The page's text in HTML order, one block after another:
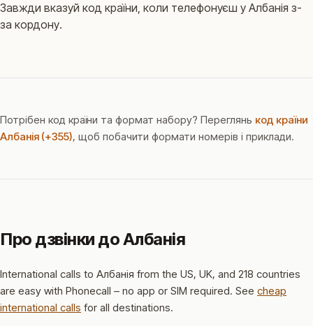
Завжди вказуй код країни, коли телефонуєш у Албанія з-
за кордону.
Потрібен код країни та формат набору? Переглянь код країни
Албанія (+355), щоб побачити формати номерів і приклади.
Про дзвінки до Албанія
International calls to Албанія from the US, UK, and 218 countries
are easy with Phonecall – no app or SIM required. See cheap
international calls for all destinations.